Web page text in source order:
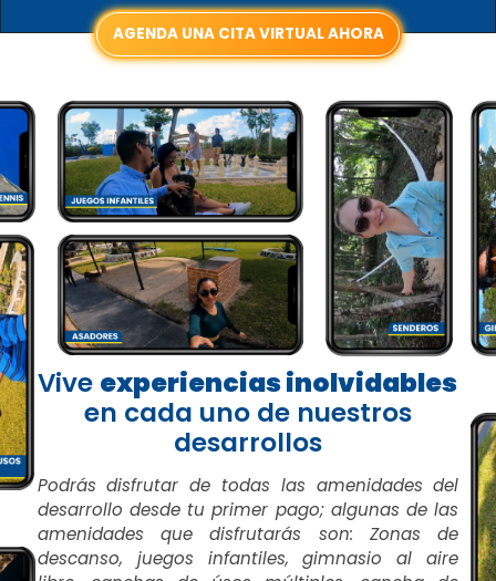
AGENDA UNA CITA VIRTUAL AHORA
Vive experiencias inolvidables
en cada uno de nuestros
desarrollos
Podrás disfrutar de todas las amenidades del
desarrollo desde tu primer pago; algunas de las
amenidades que disfrutarás son: Zonas de
descanso, juegos infantiles, gimnasio al aire